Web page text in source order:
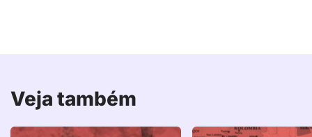
Veja também